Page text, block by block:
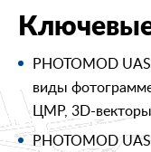
PHOTOMOD
виды
ЦМР, 3D-
PHOTOMOD